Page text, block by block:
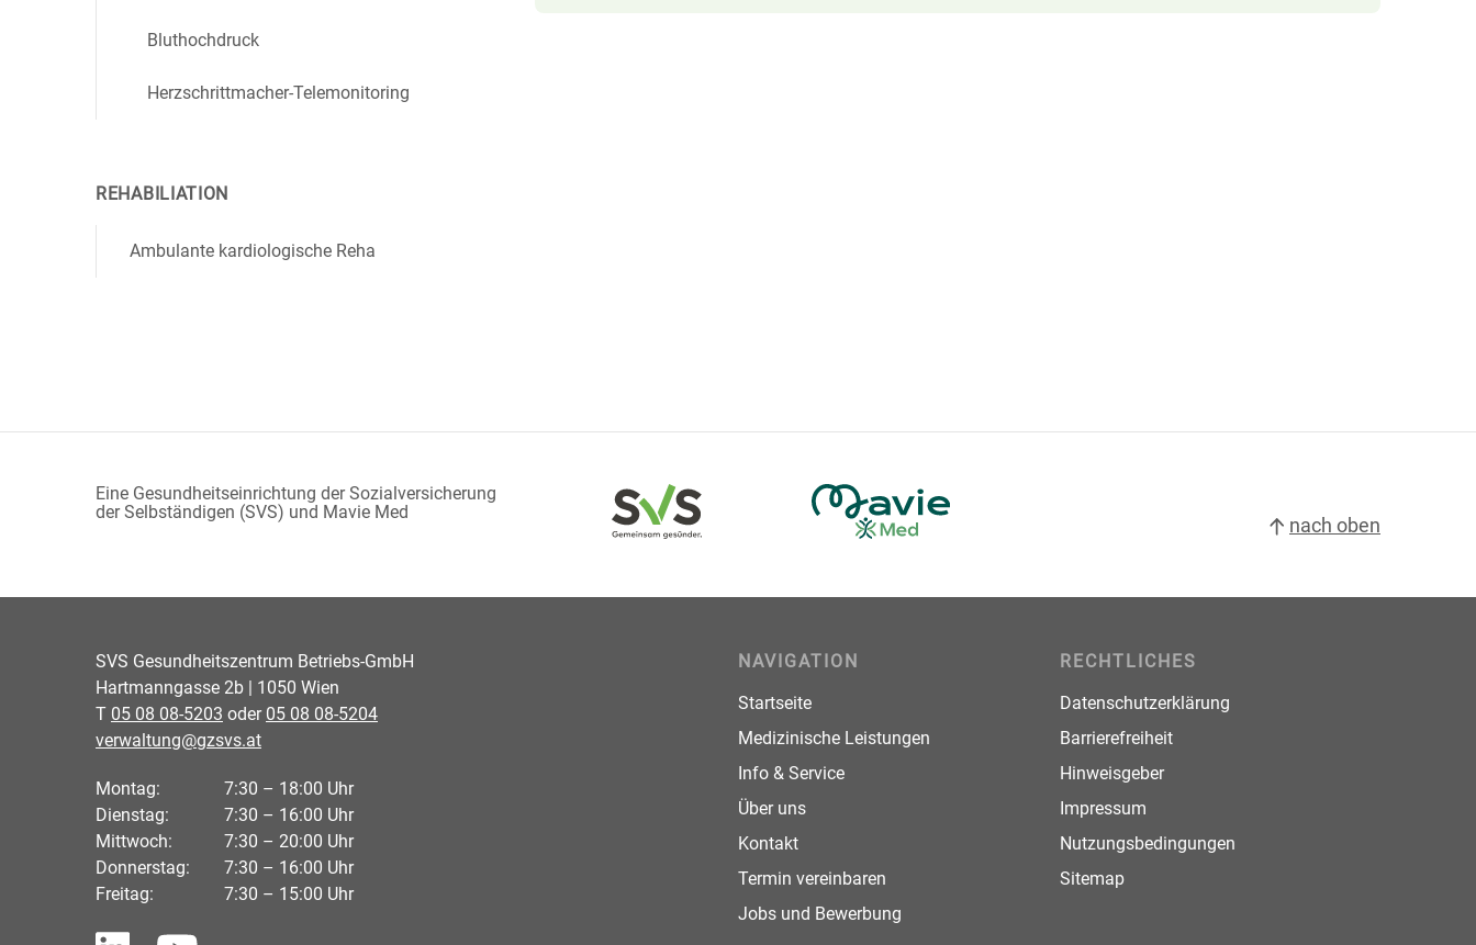
Bluthochdruck
Herzschrittmacher-Telemonitoring
REHABILIATION
Ambulante kardiologische Reha
Eine Gesundheitseinrichtung der Sozialversicherung
der Selbständigen (SVS) und Mavie Med
nach oben
SVS Gesundheitszentrum Betriebs-GmbH
Hartmanngasse 2b | 1050 Wien
T 05 08 08-5203 oder 05 08 08-5204
verwaltung@gzsvs.at
Montag:
7:30 – 18:00 Uhr
Dienstag:
7:30 – 16:00 Uhr
Mittwoch:
7:30 – 20:00 Uhr
Donnerstag:
7:30 – 16:00 Uhr
Freitag:
7:30 – 15:00 Uhr
NAVIGATION
Startseite
Medizinische Leistungen
Info & Service
Über uns
Kontakt
Termin vereinbaren
Jobs und Bewerbung
RECHTLICHES
Datenschutzerklärung
Barrierefreiheit
Hinweisgeber
Impressum
Nutzungsbedingungen
Sitemap